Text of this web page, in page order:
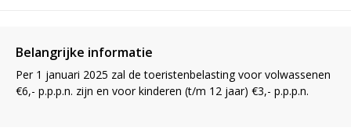
Belangrijke informatie
Per 1 januari 2025 zal de toeristenbelasting voor volwassenen
€6,- p.p.p.n. zijn en voor kinderen (t/m 12 jaar) €3,- p.p.p.n.